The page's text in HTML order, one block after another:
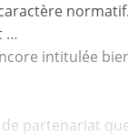
…
intitulée
partenariat